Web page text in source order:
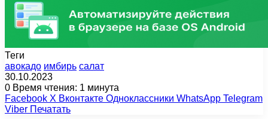
Теги
авокадо имбирь салат
30.10.2023
0 Время чтения: 1 минута
Facebook X Вконтакте Одноклассники WhatsApp Telegram
Viber Печатать